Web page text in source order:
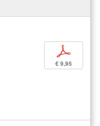
p
€ 9,95